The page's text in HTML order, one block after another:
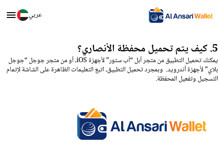
عربي
5. كيف يتم تحميل محفظة الأنصاري؟
يمكنك تحميل التطبيق من متجر آبل “آب ستور” لأجهزة iOS، أو من متجر جوجل “جوجل
بلاي” لأجهزة أندرويد. وبمجرد تحميل التطبيق، اتبع التعليمات الظاهرة على الشاشة لإتمام
التسجيل وتفعيل المحفظة.